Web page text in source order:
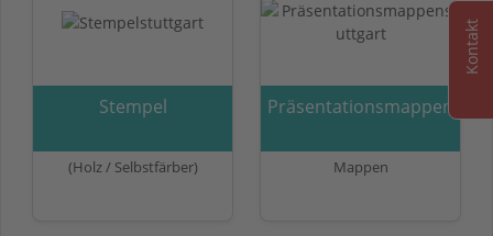
Stempel
(Holz / Selbstfärber)
Präsentationsmappen
Mappen
Kontakt